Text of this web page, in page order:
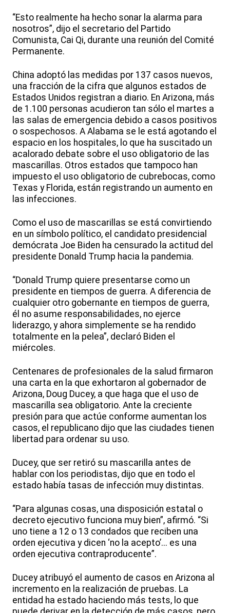
“Esto realmente ha hecho sonar la alarma para
nosotros”, dijo el secretario del Partido
Comunista, Cai Qi, durante una reunión del Comité
Permanente.
China adoptó las medidas por 137 casos nuevos,
una fracción de la cifra que algunos estados de
Estados Unidos registran a diario. En Arizona, más
de 1.100 personas acudieron tan sólo el martes a
las salas de emergencia debido a casos positivos
o sospechosos. A Alabama se le está agotando el
espacio en los hospitales, lo que ha suscitado un
acalorado debate sobre el uso obligatorio de las
mascarillas. Otros estados que tampoco han
impuesto el uso obligatorio de cubrebocas, como
Texas y Florida, están registrando un aumento en
las infecciones.
Como el uso de mascarillas se está convirtiendo
en un símbolo político, el candidato presidencial
demócrata Joe Biden ha censurado la actitud del
presidente Donald Trump hacia la pandemia.
“Donald Trump quiere presentarse como un
presidente en tiempos de guerra. A diferencia de
cualquier otro gobernante en tiempos de guerra,
él no asume responsabilidades, no ejerce
liderazgo, y ahora simplemente se ha rendido
totalmente en la pelea”, declaró Biden el
miércoles.
Centenares de profesionales de la salud firmaron
una carta en la que exhortaron al gobernador de
Arizona, Doug Ducey, a que haga que el uso de
mascarilla sea obligatorio. Ante la creciente
presión para que actúe conforme aumentan los
casos, el republicano dijo que las ciudades tienen
libertad para ordenar su uso.
Ducey, que ser retiró su mascarilla antes de
hablar con los periodistas, dijo que en todo el
estado había tasas de infección muy distintas.
“Para algunas cosas, una disposición estatal o
decreto ejecutivo funciona muy bien”, afirmó. “Si
uno tiene a 12 o 13 condados que reciben una
orden ejecutiva y dicen ‘no la acepto’... es una
orden ejecutiva contraproducente”.
Ducey atribuyó el aumento de casos en Arizona al
incremento en la realización de pruebas. La
entidad ha estado haciendo más tests, lo que